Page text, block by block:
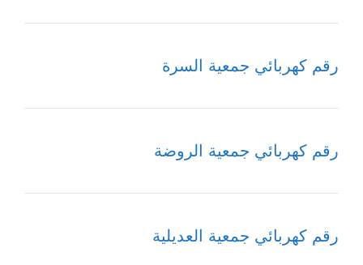
رقم كهربائي جمعية السرة
رقم كهربائي جمعية الروضة
رقم كهربائي جمعية العديلية